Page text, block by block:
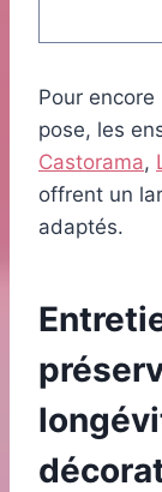
Pour
pose, les
Castorama,
offrent un
adaptés.